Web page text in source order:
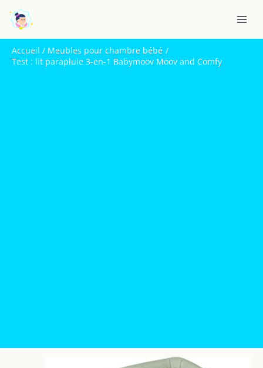
contenu
Accueil
Meubles pour chambre bébé
Test : lit parapluie 3-en-1 Babymoov Moov and Comfy
e
c
h